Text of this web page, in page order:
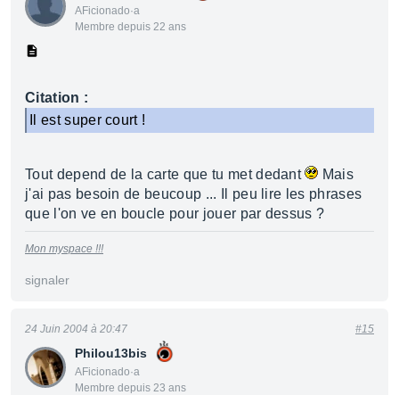
AFicionado·a
Membre depuis 22 ans
Citation :
Il est super court !
Tout depend de la carte que tu met dedant
Mais
j'ai pas besoin de beucoup ... Il peu lire les phrases
que l'on ve en boucle pour jouer par dessus ?
Mon myspace !!!
signaler
Philou13bis
AFicionado·a
Membre depuis 23 ans
24 Juin 2004 à 20:47 #15